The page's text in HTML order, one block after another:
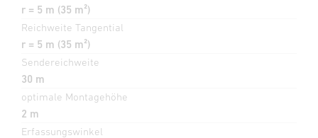
r = 5 m (35 m²)
Reichweite Tangential
r = 5 m (35 m²)
Sendereichweite
30 m
optimale Montagehöhe
2 m
Erfassungswinkel